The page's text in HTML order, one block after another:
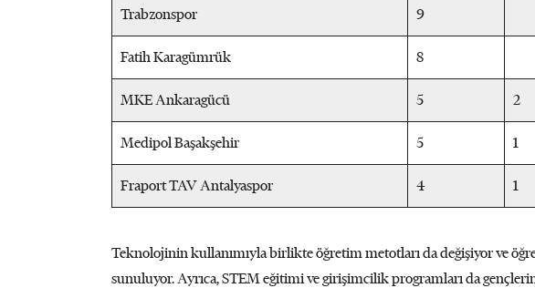
Trabzonspor 9
Fatih Karagümrük 8
MKE Ankaragücü 5 2
Medipol Başakşehir 5 1
Fraport TAV Antalyaspor 4 1
Teknolojinin kullanımıyla birlikte öğretim metotları da değişiyor ve
sunuluyor. Ayrıca, STEM eğitimi ve girişimcilik programları da